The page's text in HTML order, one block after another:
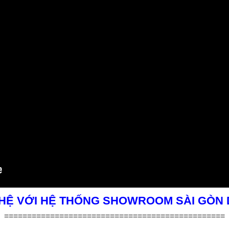
VỚI HỆ THỐNG SHOWROOM SÀI GÒN
================================================